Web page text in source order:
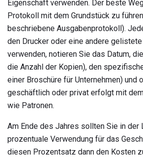
Eigenschaft verwenden. Der beste
Protokoll mit dem Grundstück zu
beschriebene Ausgabenprotokoll).
den Drucker oder eine andere
verwenden, notieren Sie das Datum,
die Anzahl der Kopien), den
einer Broschüre für Unternehmen) und
geschäftlich oder privat erfolgt mit
wie Patronen.
Am Ende des Jahres sollten Sie in der
prozentuale Verwendung für das
diesen Prozentsatz dann den Kosten